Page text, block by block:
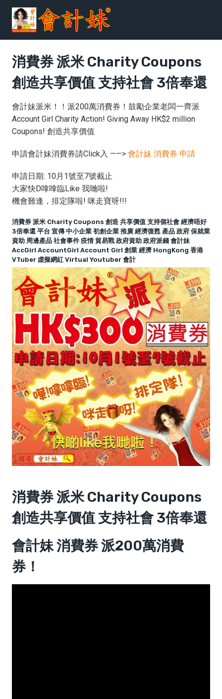
消費券 派米 Charity Coupons
創造共享價值 支持社會 3倍奉還
會計妹派米！！派200萬消費券！鼓勵企業老闆一齊派
Account Girl Charity Action! Giving Away HK$2 million
Coupons! 創造共享價值
申請會計妹消費券請Click入 ——> 會計妹 消費券 申請
申請日期: 10月1號至7號截止
大家快D嗱嗱臨Like 我哋啦!
機會難逢，排定隊啦! 咪走寶呀!!!
消費券 派米 Charity Coupons 創造 共享價值 支持個社會 經濟唔好
3倍奉還 平台 宣傳 中小企業 初創企業 推廣 經濟復甦 產品 政府 保就業
資助 周邊產品 社會事件 疫情 貿易戰 政府資助 政府派錢 會計妹
AccGirl AccountGirl Account Girl 創業 經濟 HongKong 香港
VTuber 虛擬網紅 Virtual Youtuber 會計
消費券 派米 Charity Coupons
創造共享價值 支持社會 3倍奉還
會計妹 消費券 派200萬消費
券！